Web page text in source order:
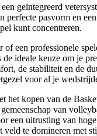
geïntegreerd
perfecte pasvorm en
kunt concentreren.
of een professionele
ideale keuze om je
de stabiliteit en de
voor al je
het kopen van de
van
een uitrusting van
veld te domineren met